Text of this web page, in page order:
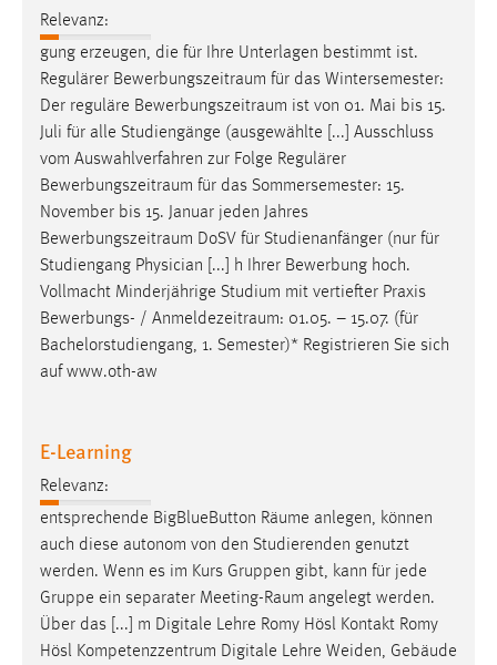
Relevanz:
gung erzeugen, die für Ihre Unterlagen bestimmt ist.
Regulärer Bewerbungszeitraum für das Wintersemester:
Der reguläre Bewerbungszeitraum ist von 01. Mai bis 15.
Juli für alle Studiengänge (ausgewählte [...] Ausschluss
vom Auswahlverfahren zur Folge Regulärer
Bewerbungszeitraum für das Sommersemester: 15.
November bis 15. Januar jeden Jahres
Bewerbungszeitraum DoSV für Studienanfänger (nur für
Studiengang Physician [...] h Ihrer Bewerbung hoch.
Vollmacht Minderjährige Studium mit vertiefter Praxis
Bewerbungs- / Anmeldezeitraum: 01.05. – 15.07. (für
Bachelorstudiengang, 1. Semester)* Registrieren Sie sich
auf www.oth-aw
E-Learning
Relevanz:
entsprechende BigBlueButton Räume anlegen, können
auch diese autonom von den Studierenden genutzt
werden. Wenn es im Kurs Gruppen gibt, kann für jede
Gruppe ein separater Meeting-Raum angelegt werden.
Über das [...] m Digitale Lehre Romy Hösl Kontakt Romy
Hösl Kompetenzzentrum Digitale Lehre Weiden, Gebäude